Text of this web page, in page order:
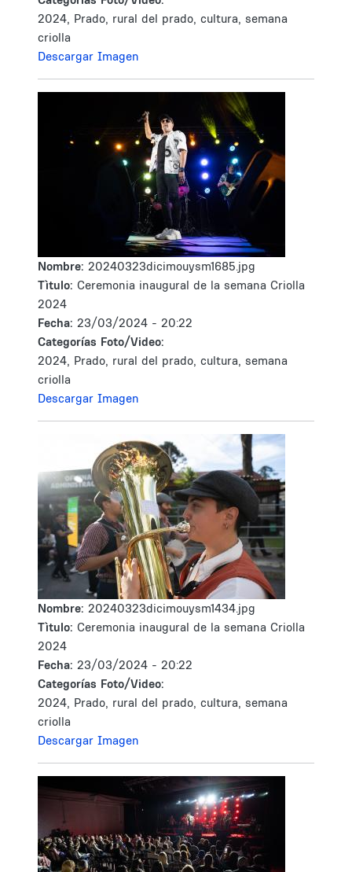
2024, Prado, rural del prado, cultura, semana
criolla
Descargar Imagen
Nombre: 20240323dicimouysm1685.jpg
Tìtulo: Ceremonia inaugural de la semana Criolla
2024
Fecha: 23/03/2024 - 20:22
Categorías Foto/Video:
2024, Prado, rural del prado, cultura, semana
criolla
Descargar Imagen
Nombre: 20240323dicimouysm1434.jpg
Tìtulo: Ceremonia inaugural de la semana Criolla
2024
Fecha: 23/03/2024 - 20:22
Categorías Foto/Video:
2024, Prado, rural del prado, cultura, semana
criolla
Descargar Imagen